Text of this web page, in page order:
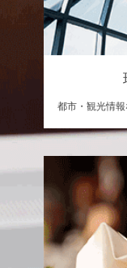
都市・観光情